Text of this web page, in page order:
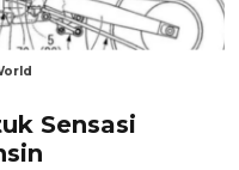
Sensasi